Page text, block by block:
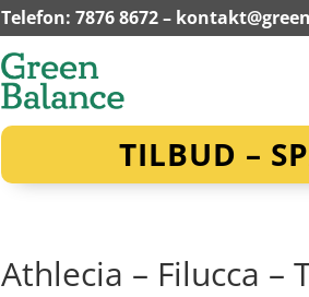
Telefon: 7876 8672 –
TILBUD –
Athlecia – Filucca –